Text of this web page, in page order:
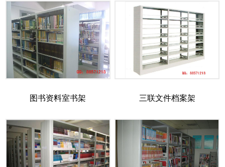
图书资料室书架 三联文件档案架